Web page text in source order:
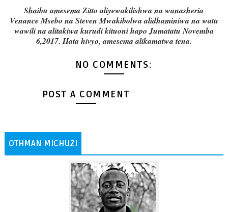
Shaibu amesema Zitto aliyewakilishwa na wanasheria
Venance Msebo na Steven Mwakibolwa alidhaminiwa na watu
wawili na alitakiwa kurudi kituoni hapo Jumatatu Novemba
6,2017. Hata hivyo, amesema alikamatwa tena.
NO COMMENTS:
POST A COMMENT
OTHMAN MICHUZI